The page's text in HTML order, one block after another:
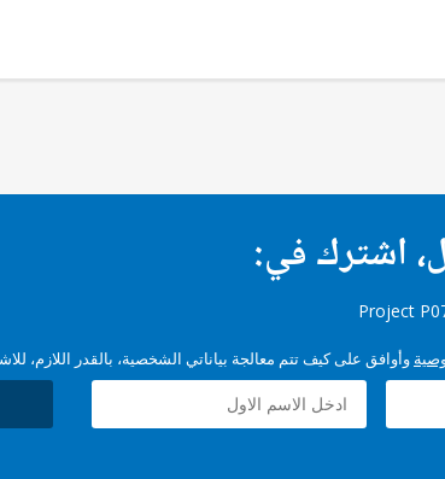
اشترك في:
وأوافق على كيف تتم معالجة بياناتي الشخصية، بالقدر اللازم،